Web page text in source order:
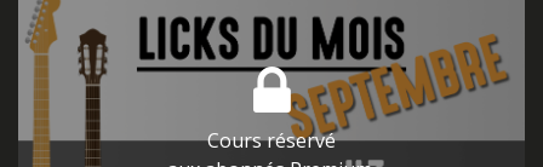
Cours réservé